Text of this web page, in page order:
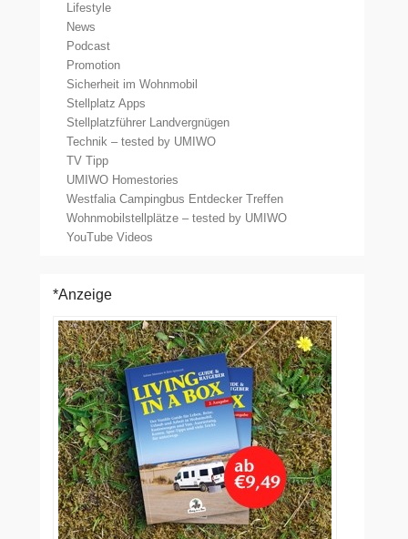
Lifestyle
News
Podcast
Promotion
Sicherheit im Wohnmobil
Stellplatz Apps
Stellplatzführer Landvergnügen
Technik – tested by UMIWO
TV Tipp
UMIWO Homestories
Westfalia Campingbus Entdecker Treffen
Wohnmobilstellplätze – tested by UMIWO
YouTube Videos
*Anzeige